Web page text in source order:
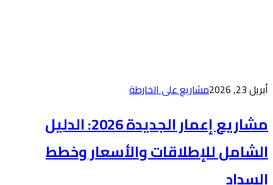
مشاريع إعمار الجديدة 2026: الدليل
والأسعار وخطط